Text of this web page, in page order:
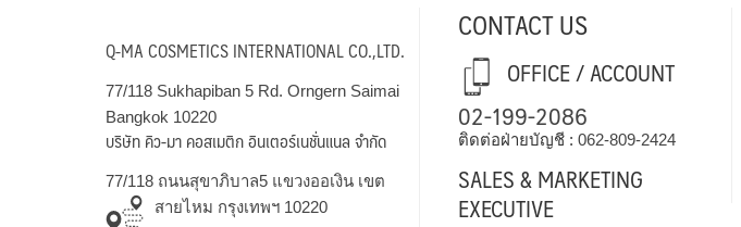
Q-MA COSMETICS INTERNATIONAL CO.,LTD.
77/118 Sukhapiban 5 Rd. Orngern Saimai
Bangkok 10220
บริษัท คิว-มา คอสเมติก อินเตอร์เนชั่นแนล จำกัด
77/118 ถนนสุขาภิบาล5 แขวงออเงิน เขต
สายไหม กรุงเทพฯ 10220
CONTACT US
OFFICE / ACCOUNT
02-199-2086
ติดต่อฝ่ายบัญชี : 062-809-2424
SALES & MARKETING
EXECUTIVE